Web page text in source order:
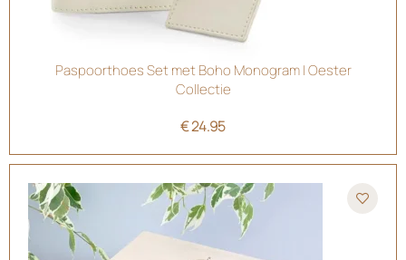
Paspoorthoes Set met Boho Monogram | Oester
Collectie
€24.95